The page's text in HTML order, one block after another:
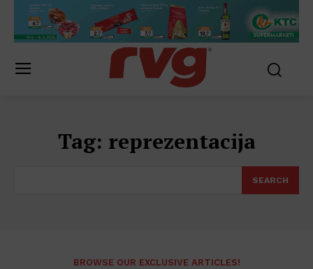
Tag: reprezentacija
SEARCH
BROWSE OUR EXCLUSIVE ARTICLES!